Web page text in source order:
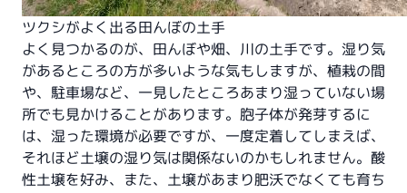
ツクシがよく出る田んぼの土手
よく見つかるのが、田んぼや畑、川の土手です。湿り気
があるところの方が多いような気もしますが、植栽の間
や、駐車場など、一見したところあまり湿っていない場
所でも見かけることがあります。胞子体が発芽するに
は、湿った環境が必要ですが、一度定着してしまえば、
それほど土壌の湿り気は関係ないのかもしれません。酸
性土壌を好み、また、土壌があまり肥沃でなくても育ち